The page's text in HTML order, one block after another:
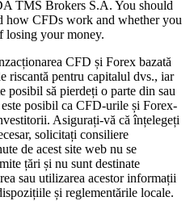
TMS Brokers S.A. You should
how CFDs work and whether you
losing your money.
CFD și Forex bazată
riscantă pentru capitalul dvs., iar
posibil să pierdeți o parte din sau
posibil ca CFD-urile și Forex-
Asigurați-vă că înțelegeți
solicitați consiliere
de acest site web nu se
țări și nu sunt destinate
sau utilizarea acestor informații
și reglementările locale.